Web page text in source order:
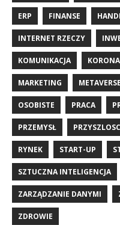
ERP FINANSE
INTERNET RZECZY
KOMUNIKACJA
MARKETING METAVERSE
OSOBISTE PRACA
PRZEMYSŁ PRZYSZLOSC
RYNEK START-UP
SZTUCZNA INTELIGENCJA
ZARZĄDZANIE DANYMI
ZDROWIE